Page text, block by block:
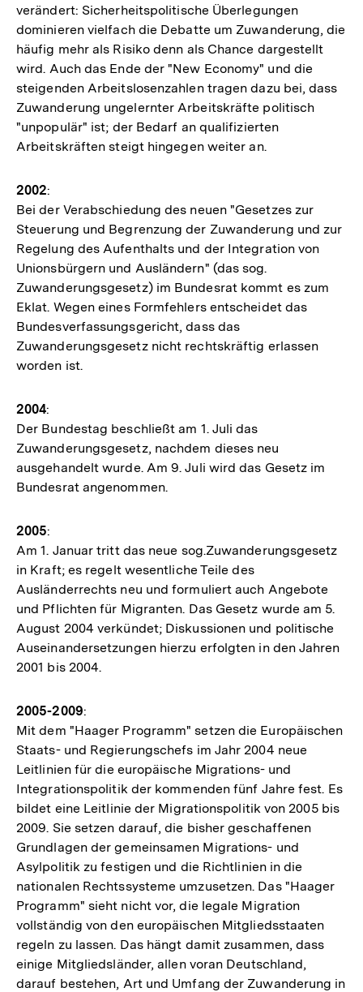
verändert: Sicherheitspolitische Überlegungen
dominieren vielfach die Debatte um Zuwanderung, die
häufig mehr als Risiko denn als Chance dargestellt
wird. Auch das Ende der "New Economy" und die
steigenden Arbeitslosenzahlen tragen dazu bei, dass
Zuwanderung ungelernter Arbeitskräfte politisch
"unpopulär" ist; der Bedarf an qualifizierten
Arbeitskräften steigt hingegen weiter an.
2002:
Bei der Verabschiedung des neuen "Gesetzes zur
Steuerung und Begrenzung der Zuwanderung und zur
Regelung des Aufenthalts und der Integration von
Unionsbürgern und Ausländern" (das sog.
Zuwanderungsgesetz) im Bundesrat kommt es zum
Eklat. Wegen eines Formfehlers entscheidet das
Bundesverfassungsgericht, dass das
Zuwanderungsgesetz nicht rechtskräftig erlassen
worden ist.
2004:
Der Bundestag beschließt am 1. Juli das
Zuwanderungsgesetz, nachdem dieses neu
ausgehandelt wurde. Am 9. Juli wird das Gesetz im
Bundesrat angenommen.
2005:
Am 1. Januar tritt das neue sog.Zuwanderungsgesetz
in Kraft; es regelt wesentliche Teile des
Ausländerrechts neu und formuliert auch Angebote
und Pflichten für Migranten. Das Gesetz wurde am 5.
August 2004 verkündet; Diskussionen und politische
Auseinandersetzungen hierzu erfolgten in den Jahren
2001 bis 2004.
2005-2009:
Mit dem "Haager Programm" setzen die Europäischen
Staats- und Regierungschefs im Jahr 2004 neue
Leitlinien für die europäische Migrations- und
Integrationspolitik der kommenden fünf Jahre fest. Es
bildet eine Leitlinie der Migrationspolitik von 2005 bis
2009. Sie setzen darauf, die bisher geschaffenen
Grundlagen der gemeinsamen Migrations- und
Asylpolitik zu festigen und die Richtlinien in die
nationalen Rechtssysteme umzusetzen. Das "Haager
Programm" sieht nicht vor, die legale Migration
vollständig von den europäischen Mitgliedsstaaten
regeln zu lassen. Das hängt damit zusammen, dass
einige Mitgliedsländer, allen voran Deutschland,
darauf bestehen, Art und Umfang der Zuwanderung in